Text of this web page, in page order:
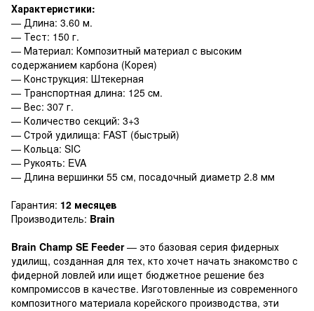
Характеристики:
— Длина: 3.60 м.
— Тест: 150 г.
— Материал: Композитный материал с высоким
содержанием карбона (Корея)
— Конструкция: Штекерная
— Транспортная длина: 125 cм.
— Вес: 307 г.
— Количество секций: 3+3
— Строй удилища: FAST (быстрый)
— Кольца: SIC
— Рукоять: EVA
— Длина вершинки 55 см, посадочный диаметр 2.8 мм
Гарантия: 12 месяцев
Производитель: Brain
Brain Champ SE Feeder— это базовая серия фидерных
удилищ, созданная для тех, кто хочет начать знакомство с
фидерной ловлей или ищет бюджетное решение без
компромиссов в качестве. Изготовленные из современного
композитного материала корейского производства, эти